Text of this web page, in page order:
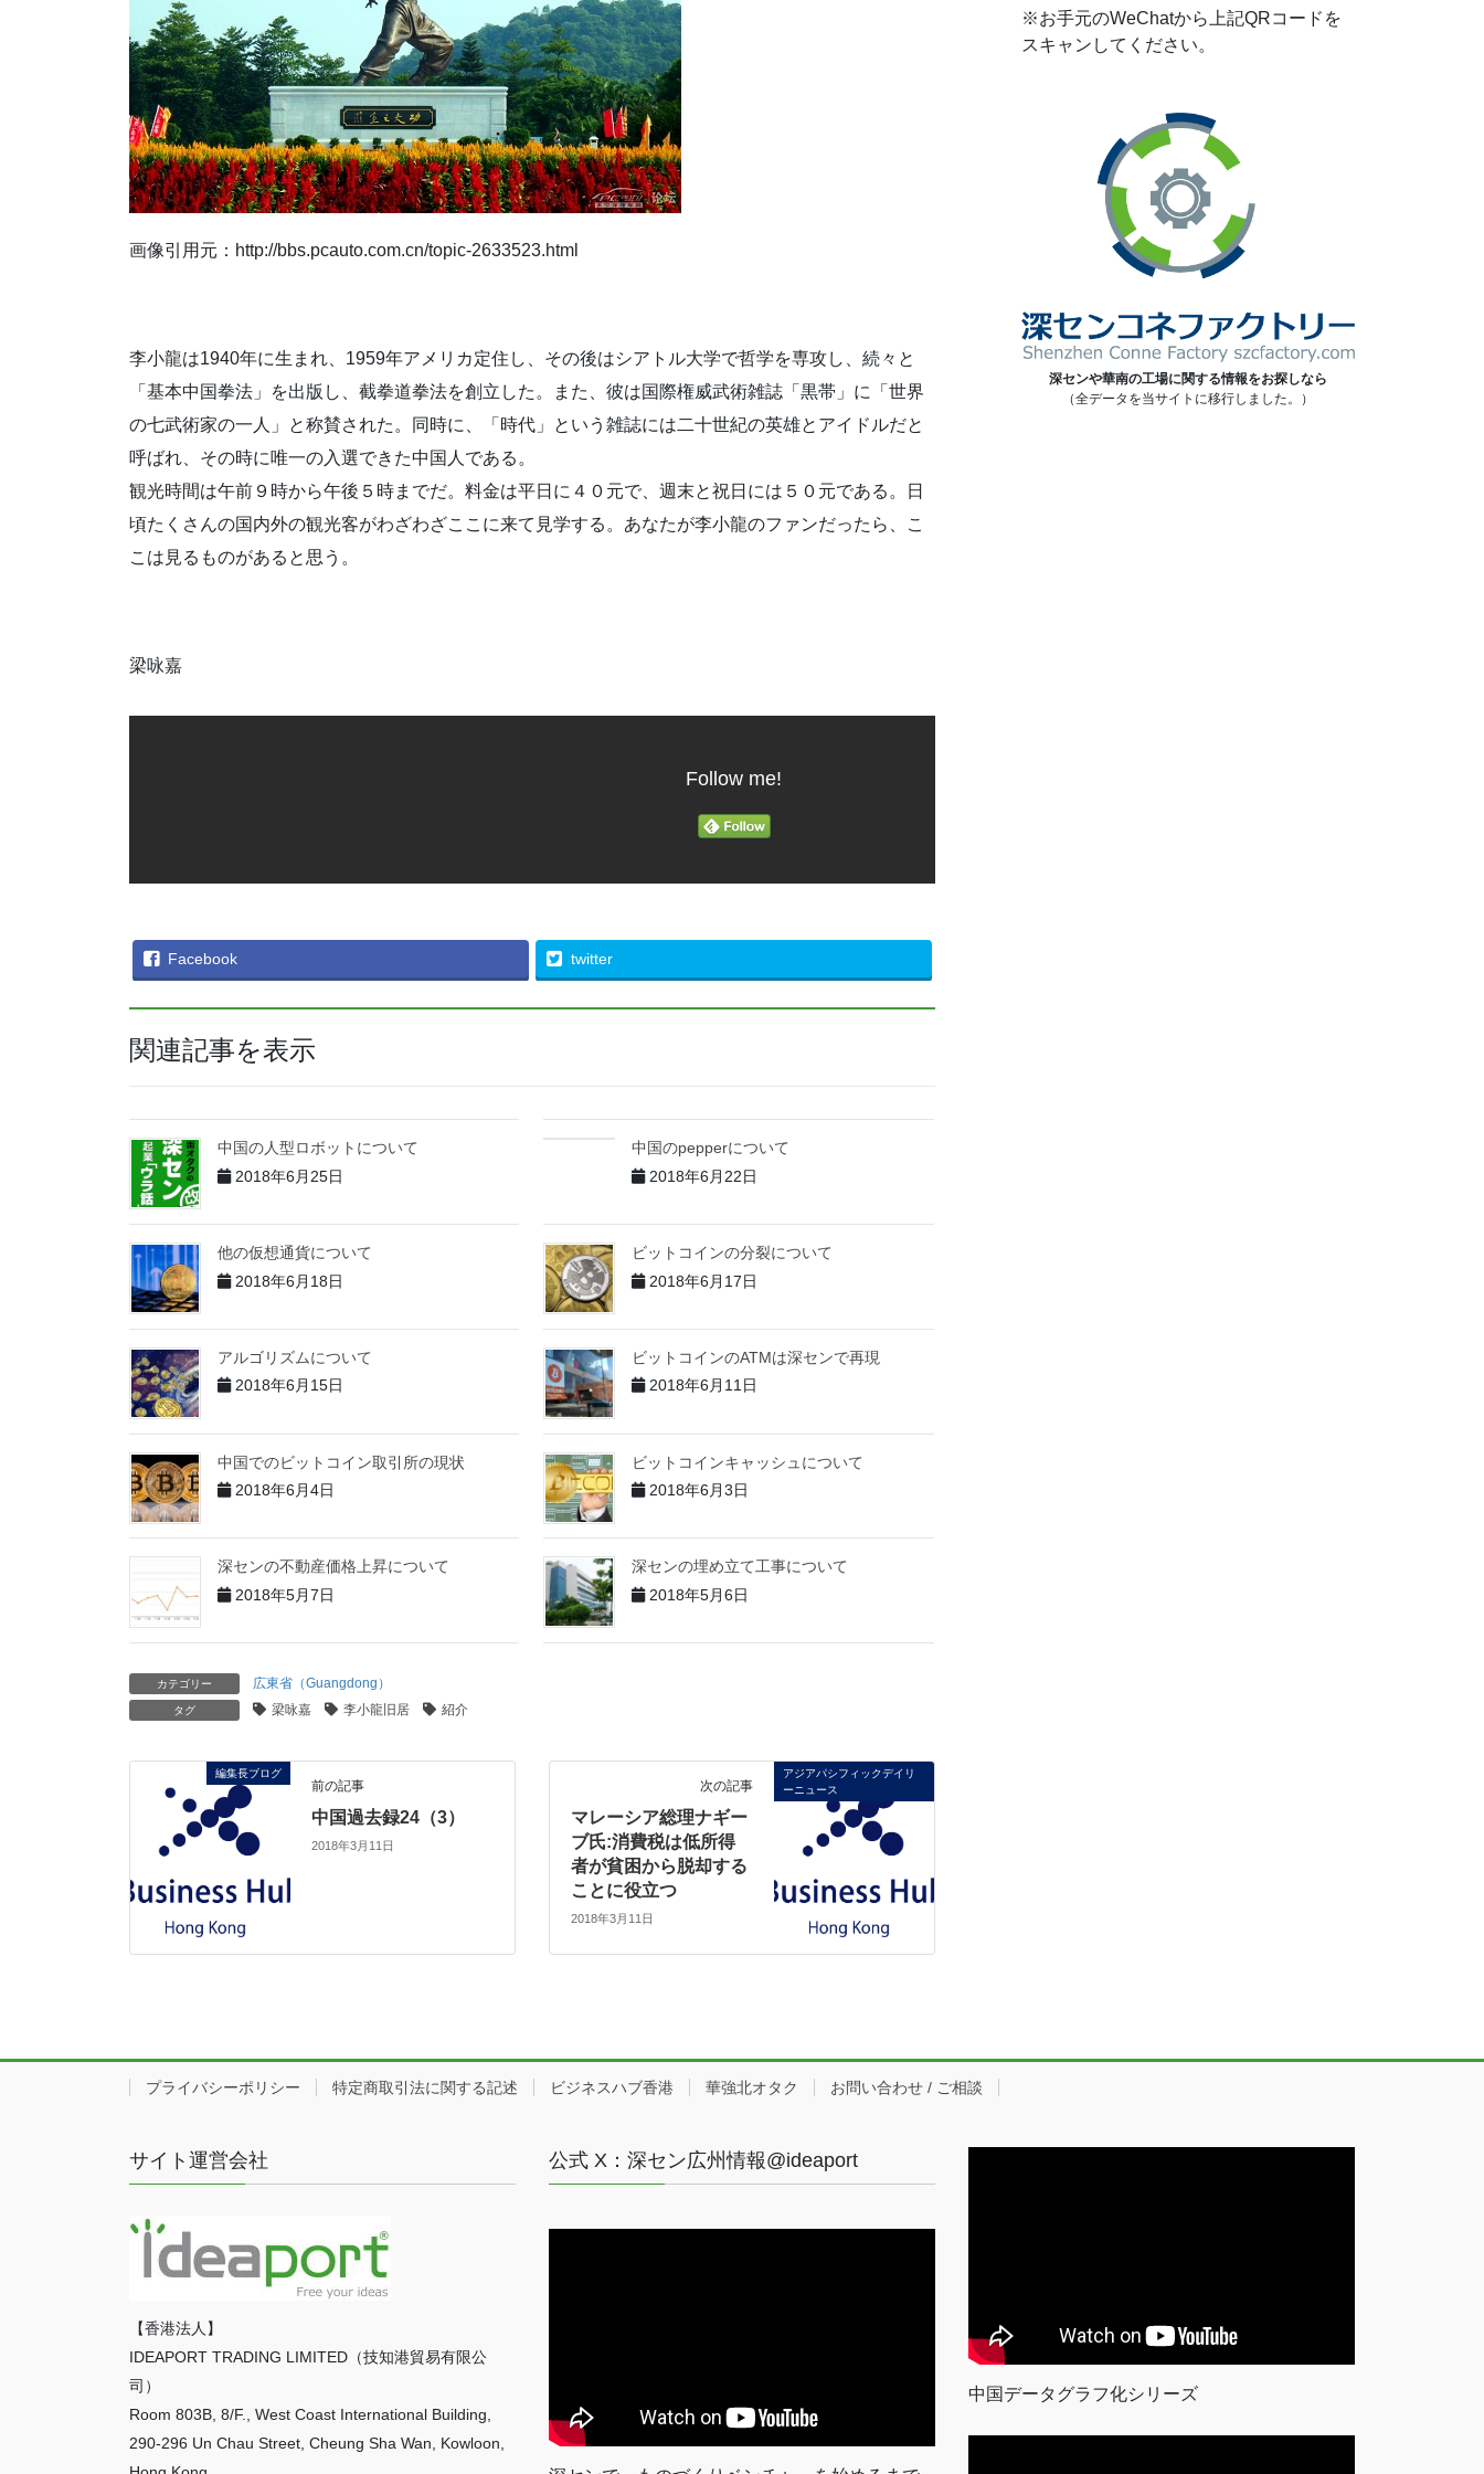
画像引用元：http://bbs.pcauto.com.cn/topic-2633523.html
李小龍は1940年に生まれ、1959年アメリカ定住し、その後はシアトル大学で哲学を専攻し、続々と
「基本中国拳法」を出版し、截拳道拳法を創立した。また、彼は国際権威武術雑誌「黒帯」に「世界
の七武術家の一人」と称賛された。同時に、「時代」という雑誌には二十世紀の英雄とアイドルだと
呼ばれ、その時に唯一の入選できた中国人である。
観光時間は午前９時から午後５時までだ。料金は平日に４０元で、週末と祝日には５０元である。日
頃たくさんの国内外の観光客がわざわざここに来て見学する。あなたが李小龍のファンだったら、こ
こは見るものがあると思う。
梁咏嘉
Follow me!
Facebook twitter
関連記事を表示
中国の人型ロボットについて
2018年6月25日
中国のpepperについて
2018年6月22日
他の仮想通貨について
2018年6月18日
ビットコインの分裂について
2018年6月17日
アルゴリズムについて
2018年6月15日
ビットコインのATMは深センで再現
2018年6月11日
中国でのビットコイン取引所の現状
2018年6月4日
ビットコインキャッシュについて
2018年6月3日
深センの不動産価格上昇について
2018年5月7日
深センの埋め立て工事について
2018年5月6日
カテゴリー 広東省（Guangdong）
タグ 梁咏嘉 李小龍旧居 紹介
編集長ブログ
前の記事
中国過去録24（3）
2018年3月11日
アジアパシフィックデイリ
ーニュース
次の記事
マレーシア総理ナギー
ブ氏:消費税は低所得
者が貧困から脱却する
ことに役立つ
2018年3月11日
※お手元のWeChatから上記QRコードを
スキャンしてください。
深センや華南の工場に関する情報をお探しなら
（全データを当サイトに移行しました。）
プライバシーポリシー 特定商取引法に関する記述 ビジネスハブ香港 華強北オタク お問い合わせ / ご相談
サイト運営会社
【香港法人】
IDEAPORT TRADING LIMITED（技知港貿易有限公
司）
Room 803B, 8/F., West Coast International Building,
290-296 Un Chau Street, Cheung Sha Wan, Kowloon,
公式 X：深セン広州情報@ideaport
中国データグラフ化シリーズ